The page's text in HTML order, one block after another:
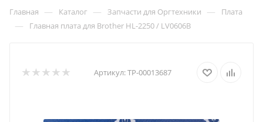
Главная — Каталог — Запчасти для Оргтехники — Плата
— Главная плата для Brother HL-2250 / LV0606B
Артикул:ТР-00013687